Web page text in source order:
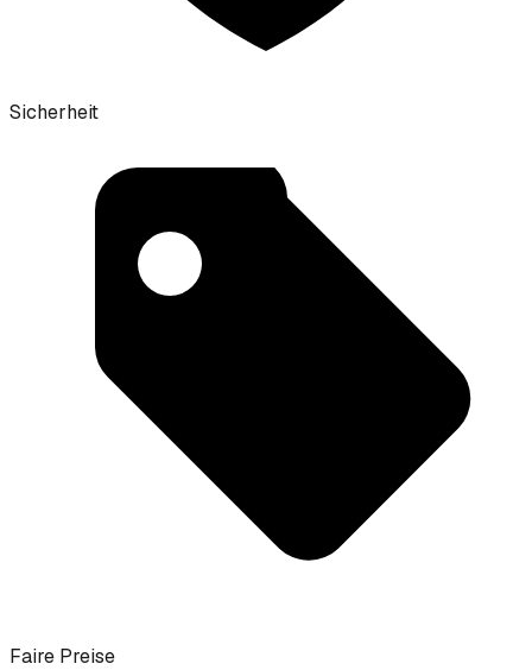
Sicherheit
Faire Preise